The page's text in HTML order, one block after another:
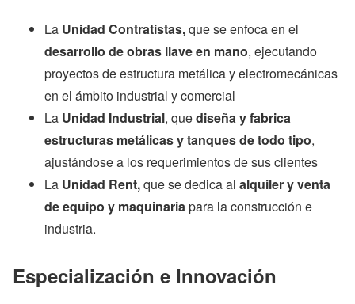
La Unidad Contratistas,que se enfoca en el
desarrollo de obras llave en mano, ejecutando
proyectos de estructura metálica y electromecánicas
en el ámbito industrial y comercial
La Unidad Industrial, quediseña y fabrica
estructuras metálicas y tanques de todo tipo,
ajustándose a los requerimientos de sus clientes
La Unidad Rent,que se dedica al alquiler y venta
de equipo y maquinariapara la construcción e
industria.
Especialización e Innovación